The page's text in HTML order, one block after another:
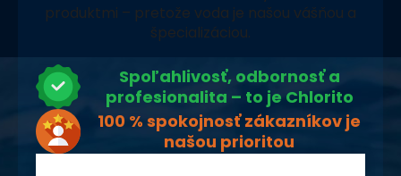
produktmi – pretože voda je našou vášňou a
špecializáciou.
Spoľahlivosť, odbornosť a
profesionalita – to je Chlorito
100 % spokojnosť zákazníkov je
našou prioritou